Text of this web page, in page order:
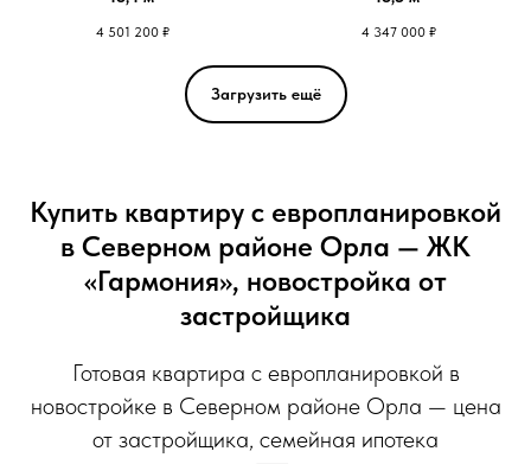
4 501 200 ₽ 4 347 000 ₽
Загрузить ещё
Купить квартиру с европланировкой
в Северном районе Орла — ЖК
«Гармония», новостройка от
застройщика
Готовая квартира с европланировкой в
новостройке в Северном районе Орла — цена
от застройщика, семейная ипотека